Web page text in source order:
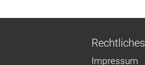
Rechtliches
Impressum